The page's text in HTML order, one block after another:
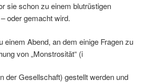
sie schon zu einem blutrüstigen
oder gemacht wird.
einem Abend, an dem einige Fragen zu
von „Monstrosität“ (i
der Gesellschaft) gestellt werden und